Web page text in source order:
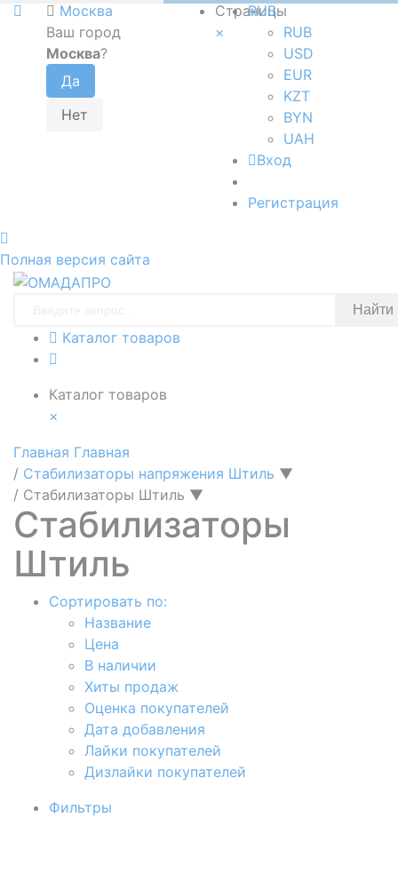
Москва
Ваш город
Москва?
Страницы
×
RUB
RUB
USD
EUR
KZT
BYN
UAH
Вход
Регистрация
Полная версия сайта
Найти
Каталог товаров
Каталог товаров
×
Главная Главная
/ Стабилизаторы напряжения Штиль ▼
/ Стабилизаторы Штиль ▼
Стабилизаторы
Штиль
Сортировать по:
Название
Цена
В наличии
Хиты продаж
Оценка покупателей
Дата добавления
Лайки покупателей
Дизлайки покупателей
Фильтры